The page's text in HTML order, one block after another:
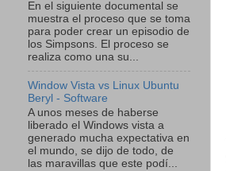
En el siguiente documental se
muestra el proceso que se toma
para poder crear un episodio de
los Simpsons. El proceso se
realiza como una su...
Window Vista vs Linux Ubuntu
Beryl - Software
A unos meses de haberse
liberado el Windows vista a
generado mucha expectativa en
el mundo, se dijo de todo, de
las maravillas que este podí...